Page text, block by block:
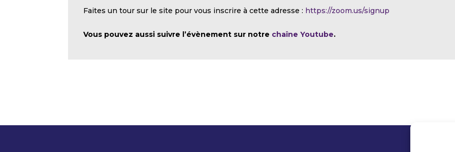
Faites un tour sur le site pour vous inscrire à cette adresse : https://zoom.us/signup
Vous pouvez aussi suivre l’évènement sur notre chaîne Youtube.